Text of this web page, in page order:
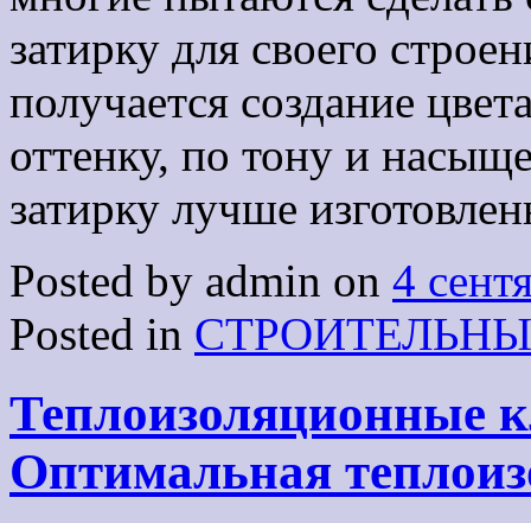
затирку для своего
получается создание
оттенку, по тону и
затирку лучше
Posted by admin on 4
Posted in
Теплоизоляционные
Оптимальная